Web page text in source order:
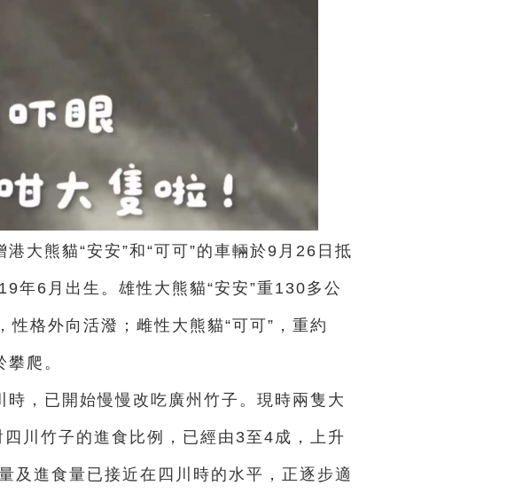
港大熊貓“安安”和“可可”的車輛於9月26日抵
年6月出生。雄性大熊貓“安安”重130多公
格外向活潑；雌性大熊貓“可可”，重約
爬。
，已開始慢慢改吃廣州竹子。現時兩隻大
川竹子的進食比例，已經由3至4成，上升
及進食量已接近在四川時的水平，正逐步適